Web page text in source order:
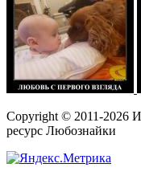
Copyright © 2011-2026
ресурс Любознайки